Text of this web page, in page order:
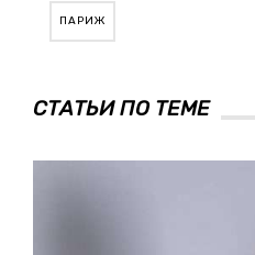
ПАРИЖ
СТАТЬИ ПО ТЕМЕ